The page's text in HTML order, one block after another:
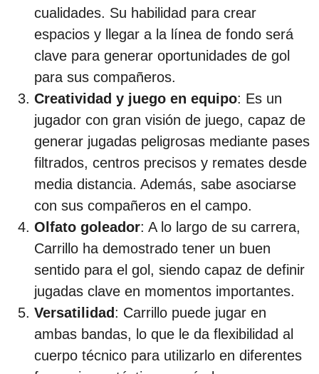
cualidades. Su habilidad para crear
espacios y llegar a la línea de fondo será
clave para generar oportunidades de gol
para sus compañeros.
Creatividad y juego en equipo: Es un
jugador con gran visión de juego, capaz de
generar jugadas peligrosas mediante pases
filtrados, centros precisos y remates desde
media distancia. Además, sabe asociarse
con sus compañeros en el campo.
Olfato goleador: A lo largo de su carrera,
Carrillo ha demostrado tener un buen
sentido para el gol, siendo capaz de definir
jugadas clave en momentos importantes.
Versatilidad : Carrillo puede jugar en
ambas bandas, lo que le da flexibilidad al
cuerpo técnico para utilizarlo en diferentes